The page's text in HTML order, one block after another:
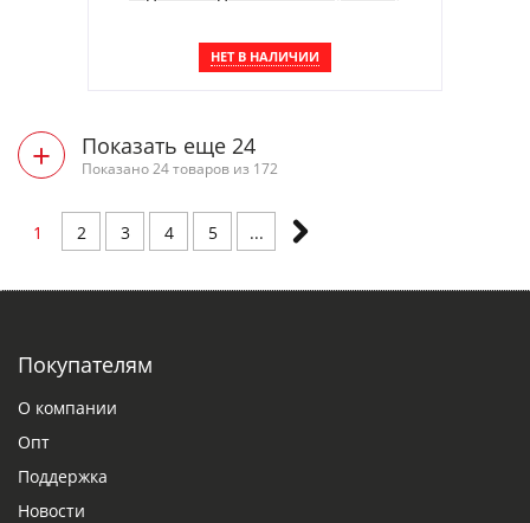
НЕТ В НАЛИЧИИ
+ Показать еще 24
Показано 24 товаров из 172
1 2 3 4 5 ...
Покупателям
О компании
Опт
Поддержка
Новости